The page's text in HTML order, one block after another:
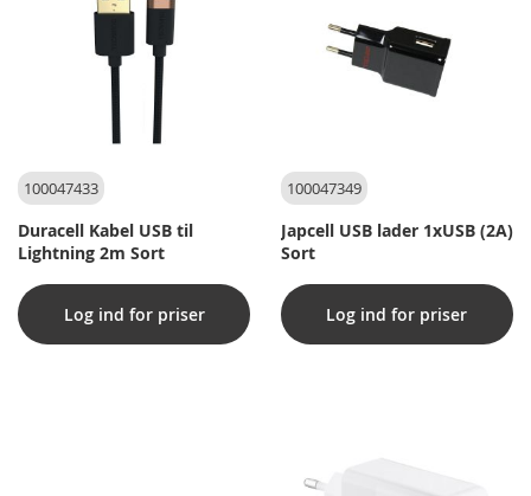
100047433
Duracell Kabel USB til
Lightning 2m Sort
Log ind for priser
100047349
Japcell USB lader 1xUSB (2A)
Sort
Log ind for priser